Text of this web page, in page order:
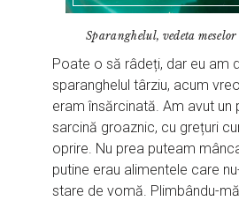
Sparanghelul, vedeta
Poate o să râdeți, dar eu am
sparanghelul târziu, acum
eram însărcinată. Am avut un
sarcină groaznic, cu grețuri
oprire. Nu prea puteam
putine erau alimentele care
stare de vomă. Plimbându-